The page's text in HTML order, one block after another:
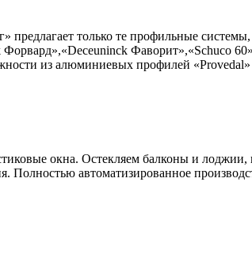
только те профильные
Форвард»,«Deceuninck Фаворит»,«Schuco
из алюминиевых профилей
окна. Остекляем балконы и
автоматизированное